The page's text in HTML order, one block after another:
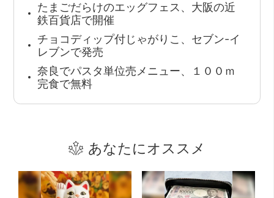
たまごだらけのエッグフェス、大阪の近
鉄百貨店で開催
チョコディップ付じゃがりこ、セブン-イ
レブンで発売
奈良でパスタ単位売メニュー、１００ｍ
完食で無料
あなたにオススメ